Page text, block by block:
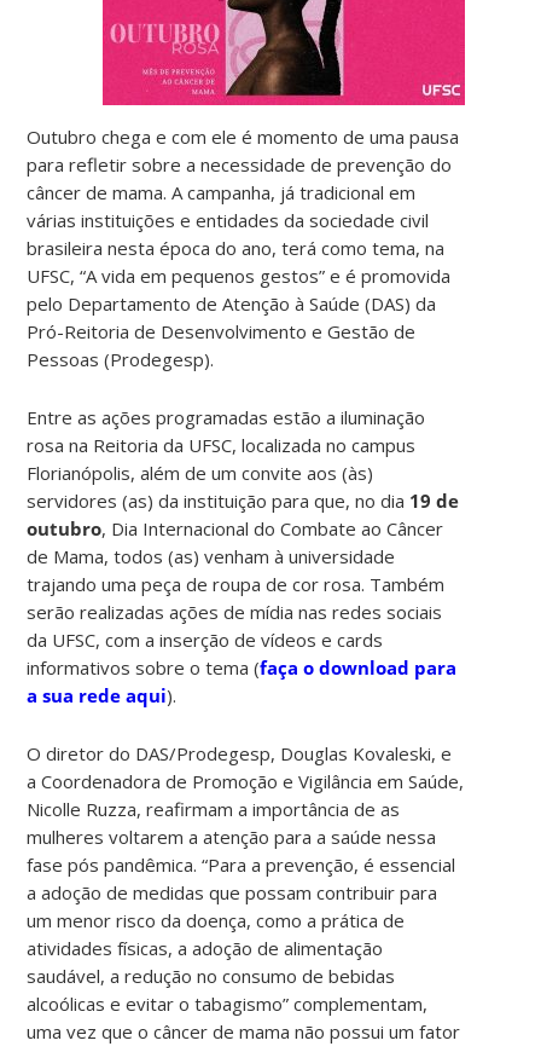
Outubro chega e com ele é momento de uma pausa
para refletir sobre a necessidade de prevenção do
câncer de mama. A campanha, já tradicional em
várias instituições e entidades da sociedade civil
brasileira nesta época do ano, terá como tema, na
UFSC, “A vida em pequenos gestos” e é promovida
pelo Departamento de Atenção à Saúde (DAS) da
Pró-Reitoria de Desenvolvimento e Gestão de
Pessoas (Prodegesp).
Entre as ações programadas estão a iluminação
rosa na Reitoria da UFSC, localizada no campus
Florianópolis, além de um convite aos (às)
servidores (as) da instituição para que, no dia 19 de
outubro, Dia Internacional do Combate ao Câncer
de Mama, todos (as) venham à universidade
trajando uma peça de roupa de cor rosa. Também
serão realizadas ações de mídia nas redes sociais
da UFSC, com a inserção de vídeos e cards
informativos sobre o tema (faça o download para
a sua rede aqui).
O diretor do DAS/Prodegesp, Douglas Kovaleski, e
a Coordenadora de Promoção e Vigilância em Saúde,
Nicolle Ruzza, reafirmam a importância de as
mulheres voltarem a atenção para a saúde nessa
fase pós pandêmica. “Para a prevenção, é essencial
a adoção de medidas que possam contribuir para
um menor risco da doença, como a prática de
atividades físicas, a adoção de alimentação
saudável, a redução no consumo de bebidas
alcoólicas e evitar o tabagismo” complementam,
uma vez que o câncer de mama não possui um fator